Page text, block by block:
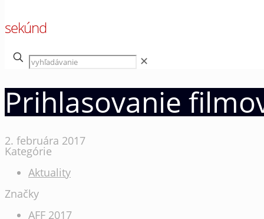
sekúnd
✕
Prihlasovanie
2. februára 2017
Kategórie
Aktuality
Značky
AFF 2017